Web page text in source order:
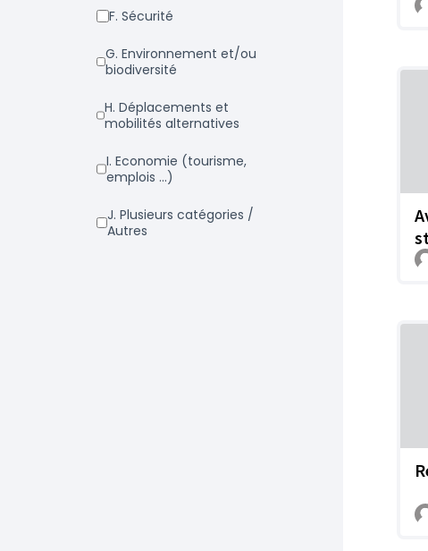
f. Sécurité
g. Environnement et/ou
biodiversité
h. Déplacements et
mobilités alternatives
i. Economie (tourisme,
emplois ...)
j. Plusieurs catégories /
Autres